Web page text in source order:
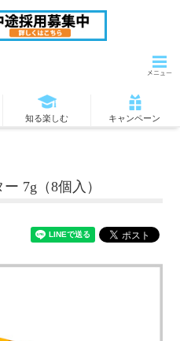
知る楽しむ キャンペーン
7g（8個入）